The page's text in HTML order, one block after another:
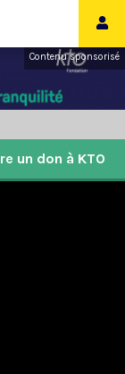
Contenu sponsorisé
un don à KTO